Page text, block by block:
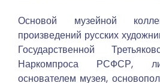
Основой музейной
произведений русских
Государственной
Наркомпроса РСФСР,
основателем музея,